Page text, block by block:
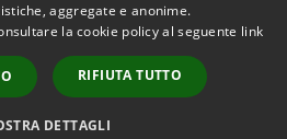
Copyright © 2026 • Comune di
Vodo di Cadore • Powered by
Municipium•
Accesso
redazione
aggregate e anonime.
la cookie policy al seguente link
RIFIUTA TUTTO
DETTAGLI